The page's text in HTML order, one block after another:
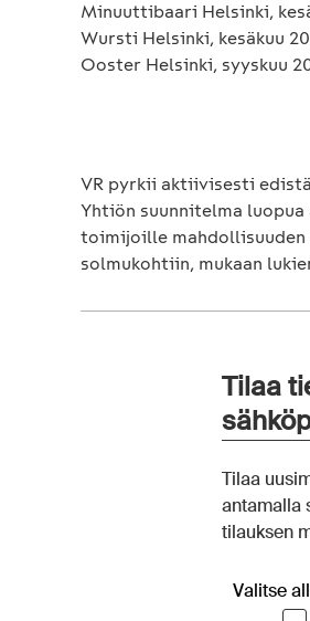
Minuuttibaari Helsinki,
Wursti Helsinki, kesäkuu
Ooster Helsinki, syyskuu
VR pyrkii aktiivisesti
Yhtiön suunnitelma
toimijoille mahdollisuuden
solmukohtiin, mukaan